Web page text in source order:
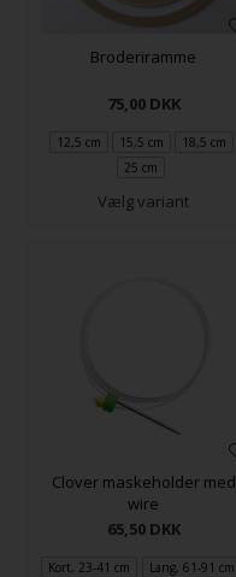
Broderiramme
75,00 DKK
12,5 cm 15,5 cm
18,5 cm
25 cm
Vælg variant
Clover maskeholder med
wire
65,50 DKK
Kort, 23-41 cm Lang, 61-91 cm